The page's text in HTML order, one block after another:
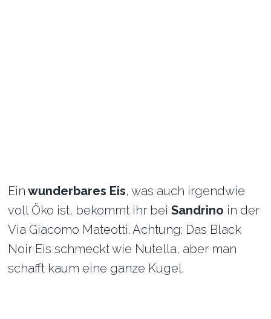
Ein wunderbares Eis, was auch irgendwie
voll Öko ist, bekommt ihr beiSandrino in der
Via Giacomo Mateotti. Achtung: Das Black
Noir Eis schmeckt wie Nutella, aber man
schafft kaum eine ganze Kugel.